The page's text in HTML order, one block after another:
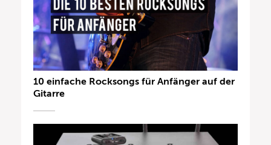
10 einfache Rocksongs für Anfänger auf der
Gitarre